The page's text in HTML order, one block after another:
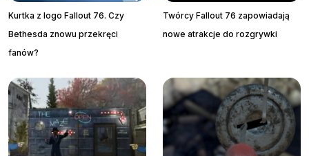
Kurtka z logo Fallout 76. Czy
Bethesda znowu przekręci
fanów?
Twórcy Fallout 76 zapowiadają
nowe atrakcje do rozgrywki